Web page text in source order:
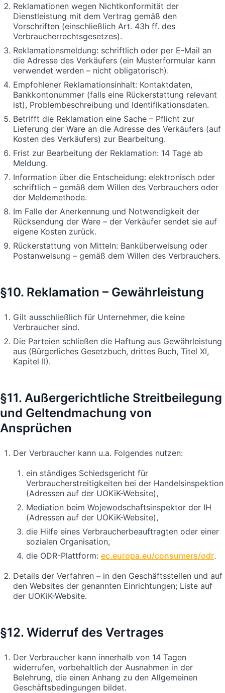
Reklamationen wegen Nichtkonformität der
Dienstleistung mit dem Vertrag gemäß den
Vorschriften (einschließlich Art. 43h ff. des
Verbraucherrechtsgesetzes).
Reklamationsmeldung: schriftlich oder per E-Mail an
die Adresse des Verkäufers (ein Musterformular kann
verwendet werden – nicht obligatorisch).
Empfohlener Reklamationsinhalt: Kontaktdaten,
Bankkontonummer (falls eine Rückerstattung relevant
ist), Problembeschreibung und Identifikationsdaten.
Betrifft die Reklamation eine Sache – Pflicht zur
Lieferung der Ware an die Adresse des Verkäufers (auf
Kosten des Verkäufers) zur Bearbeitung.
Frist zur Bearbeitung der Reklamation: 14 Tage ab
Meldung.
Information über die Entscheidung: elektronisch oder
schriftlich – gemäß dem Willen des Verbrauchers oder
der Meldemethode.
Im Falle der Anerkennung und Notwendigkeit der
Rücksendung der Ware – der Verkäufer sendet sie auf
eigene Kosten zurück.
Rückerstattung von Mitteln: Banküberweisung oder
Postanweisung – gemäß dem Willen des Verbrauchers.
§10. Reklamation – Gewährleistung
Gilt ausschließlich für Unternehmer, die keine
Verbraucher sind.
Die Parteien schließen die Haftung aus Gewährleistung
aus (Bürgerliches Gesetzbuch, drittes Buch, Titel XI,
Kapitel II).
§11. Außergerichtliche Streitbeilegung
und Geltendmachung von
Ansprüchen
Der Verbraucher kann u.a. Folgendes nutzen:
ein ständiges Schiedsgericht für
Verbraucherstreitigkeiten bei der Handelsinspektion
(Adressen auf der UOKiK-Website),
Mediation beim Wojewodschaftsinspektor der IH
(Adressen auf der UOKiK-Website),
die Hilfe eines Verbraucherbeauftragten oder einer
sozialen Organisation,
die ODR-Plattform: ec.europa.eu/consumers/odr.
Details der Verfahren – in den Geschäftsstellen und auf
den Websites der genannten Einrichtungen; Liste auf
der UOKiK-Website.
§12. Widerruf des Vertrages
Der Verbraucher kann innerhalb von 14 Tagen
widerrufen, vorbehaltlich der Ausnahmen in der
Belehrung, die einen Anhang zu den Allgemeinen
Geschäftsbedingungen bildet.